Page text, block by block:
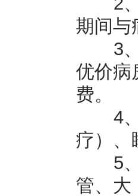
期间与
3、
优价病
费。
4、
疗）、
5、
管、大